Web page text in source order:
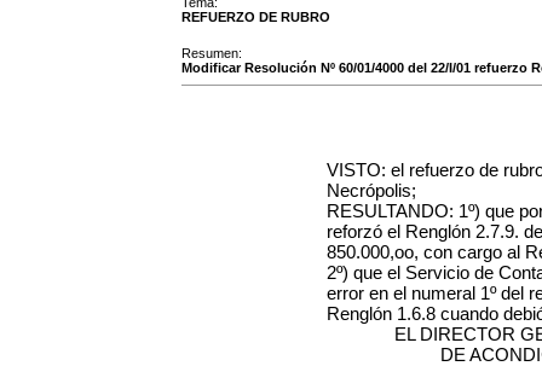
REFUERZO DE RUBRO
Resumen:
Modificar Resolución Nº 60/01/4000 del 22/I/01 refuerzo
VISTO: el refuerzo de
Necrópolis;
RESULTANDO: 1º) que
reforzó el Renglón 2.7.9.
850.000,oo, con cargo al
2º) que el Servicio de
error en el numeral 1º del
Renglón 1.6.8 cuando
EL DIRECTOR
DE